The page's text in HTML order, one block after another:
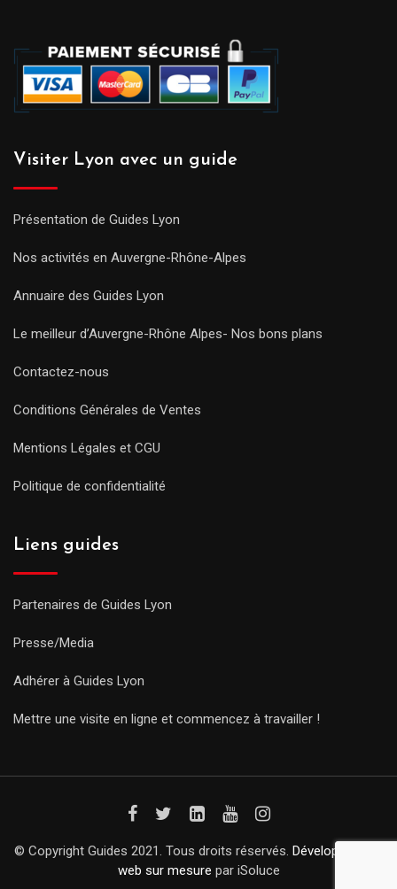
Visiter Lyon avec un guide
Présentation de Guides Lyon
Nos activités en Auvergne-Rhône-Alpes
Annuaire des Guides Lyon
Le meilleur d’Auvergne-Rhône Alpes- Nos bons plans
Contactez-nous
Conditions Générales de Ventes
Mentions Légales et CGU
Politique de confidentialité
Liens guides
Partenaires de Guides Lyon
Presse/Media
Adhérer à Guides Lyon
Mettre une visite en ligne et commencez à travailler !
© Copyright Guides 2021. Tous droits réservés. Développement
web sur mesure par iSoluce